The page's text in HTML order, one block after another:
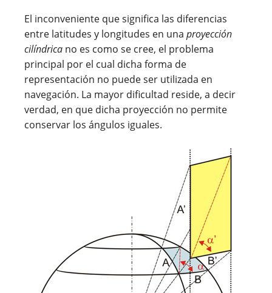
El inconveniente que significa las diferencias
entre latitudes y longitudes en una proyección
cilíndrica no es como se cree, el problema
principal por el cual dicha forma de
representación no puede ser utilizada en
navegación. La mayor dificultad reside, a decir
verdad, en que dicha proyección no permite
conservar los ángulos iguales.